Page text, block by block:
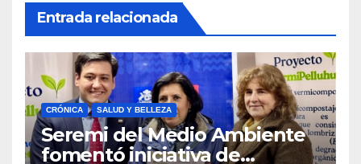
Entrada relacionada
CRÓNICA SALUD Y BELLEZA
Seremi del Medio Ambiente
fomentó iniciativa de